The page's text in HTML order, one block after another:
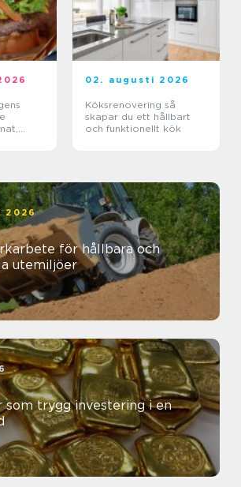
02. augusti 2026
Köksrenovering så
skapar du ett hållbart
och funktionellt kök
2026
för hållbara och
utemiljöer
som trygg investering i en